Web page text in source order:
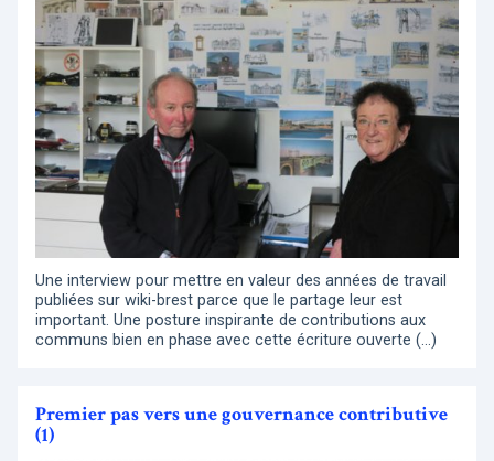
Une interview pour mettre en valeur des années de travail
publiées sur wiki-brest parce que le partage leur est
important. Une posture inspirante de contributions aux
communs bien en phase avec cette écriture ouverte (…)
Premier pas vers une gouvernance contributive
(1)